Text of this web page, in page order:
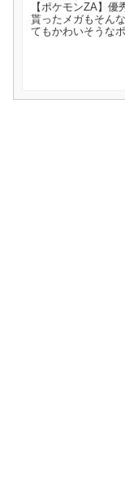
【ポケモンZA】優
貰ったメガもそん
てもかわいそうな